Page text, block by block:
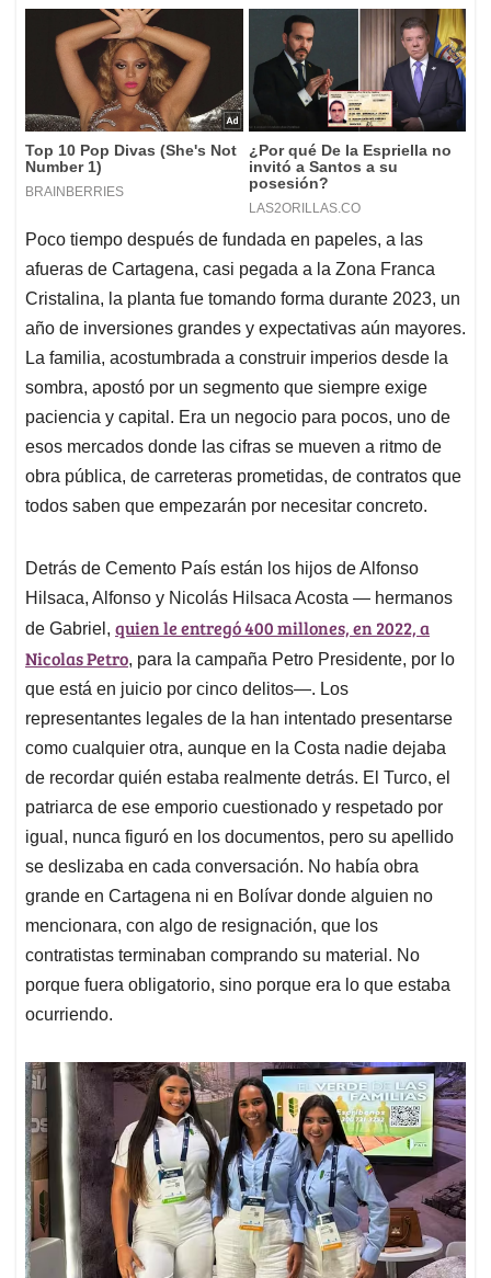
Poco tiempo después de fundada en papeles, a las
afueras de Cartagena, casi pegada a la Zona Franca
Cristalina, la planta fue tomando forma durante 2023, un
año de inversiones grandes y expectativas aún mayores.
La familia, acostumbrada a construir imperios desde la
sombra, apostó por un segmento que siempre exige
paciencia y capital. Era un negocio para pocos, uno de
esos mercados donde las cifras se mueven a ritmo de
obra pública, de carreteras prometidas, de contratos que
todos saben que empezarán por necesitar concreto.
Detrás de Cemento País están los hijos de Alfonso
Hilsaca, Alfonso y Nicolás Hilsaca Acosta — hermanos
de Gabriel, quien le entregó 400 millones, en 2022, a
Nicolas Petro, para la campaña Petro Presidente, por lo
que está en juicio por cinco delitos—. Los
representantes legales de la han intentado presentarse
como cualquier otra, aunque en la Costa nadie dejaba
de recordar quién estaba realmente detrás. El Turco, el
patriarca de ese emporio cuestionado y respetado por
igual, nunca figuró en los documentos, pero su apellido
se deslizaba en cada conversación. No había obra
grande en Cartagena ni en Bolívar donde alguien no
mencionara, con algo de resignación, que los
contratistas terminaban comprando su material. No
porque fuera obligatorio, sino porque era lo que estaba
ocurriendo.